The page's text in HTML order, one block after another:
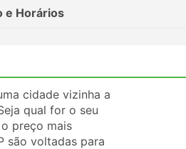
e Horários
cidade vizinha a
qual for o seu
preço mais
são voltadas para